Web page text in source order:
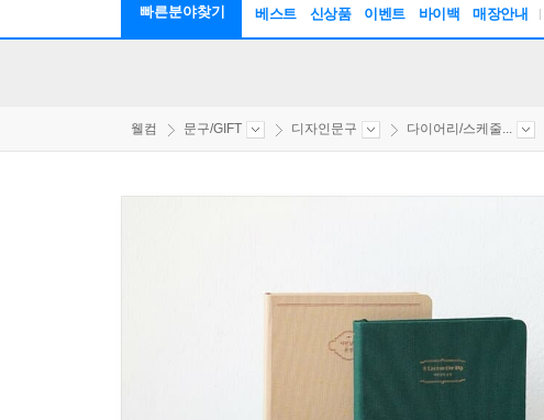
빠른분야찾기 베스트 신상품 이벤트 바이백 매장안내
웰컴 문구/GIFT 디자인문구 다이어리/스케줄...